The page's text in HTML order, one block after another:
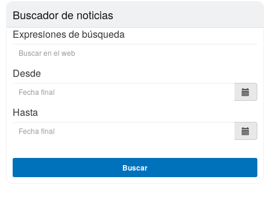
Buscador de noticias
Expresiones de búsqueda
Desde
Hasta
Buscar